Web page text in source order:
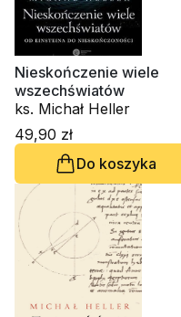
Nieskończenie wiele
wszechświatów
ks. Michał Heller
49,90 zł
Do koszyka